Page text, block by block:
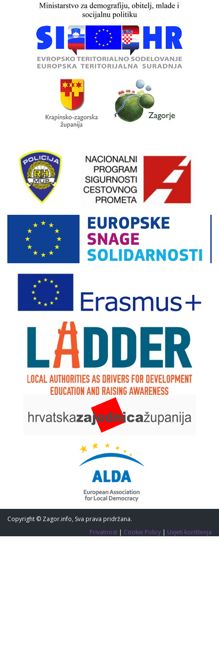
Copyright © Zagor.info, Sva prava pridržana.
Privatnost | Cookie Policy | Uvjeti korištenja